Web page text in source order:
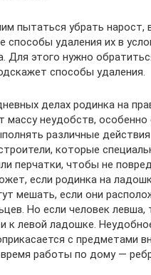
пытаться убрать нарост,
способы удаления их в
Для этого нужно
способы удаления.
делах родинка на
массу неудобств, особенно
различные действия
которые
перчатки, чтобы не
если родинка на
мешать, если они
Но если человек левша,
к левой ладошке.
с предметами
работы по дому —